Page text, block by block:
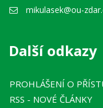
mikulasek@ou-
Další odkazy
PROHLÁŠENÍ O
RSS - NOVÉ ČLÁNKY